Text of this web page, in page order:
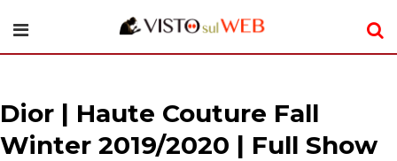
Dior | Haute Couture Fall
Winter 2019/2020 | Full Show